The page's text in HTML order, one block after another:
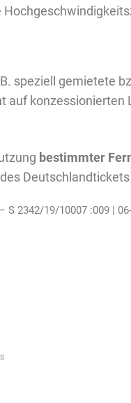
speziell gemietete
auf konzessionierten
bestimmter
S 2342/19/10007 :009 |